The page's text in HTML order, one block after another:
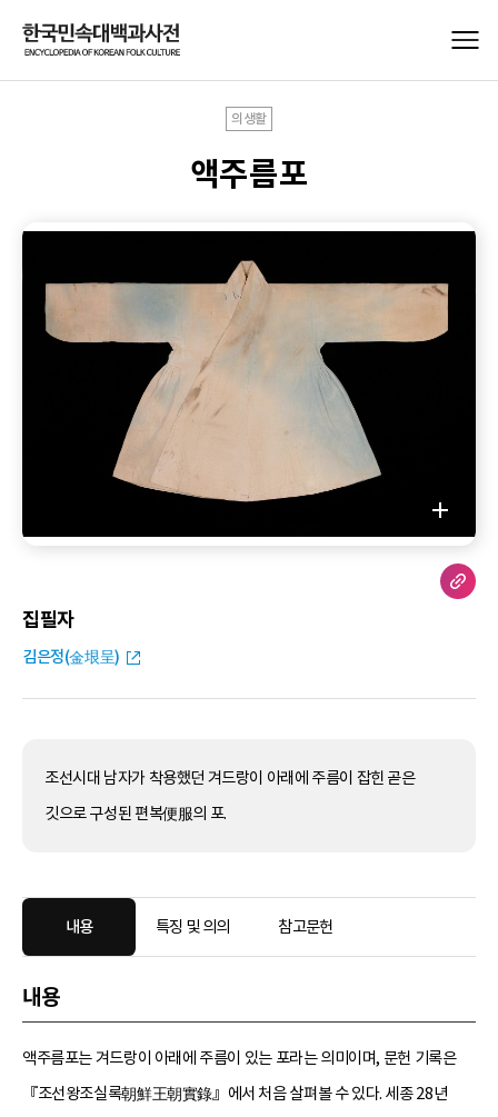
의생활
액주름포
집필자
김은정(金垠呈)
조선시대 남자가 착용했던 겨드랑이 아래에 주름이 잡힌 곧은
깃으로 구성된 편복便服의 포.
내용 특징 및 의의 참고문헌
내용
액주름포는 겨드랑이 아래에 주름이 있는 포라는 의미이며, 문헌 기록은
『조선왕조실록朝鮮王朝實錄』에서 처음 살펴볼 수 있다. 세종 28년